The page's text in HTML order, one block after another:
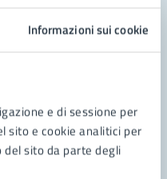
Informazioni sui cookie
e di sessione per
sito e cookie analitici per
sito da parte degli